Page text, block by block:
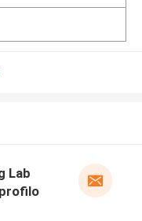
Lab